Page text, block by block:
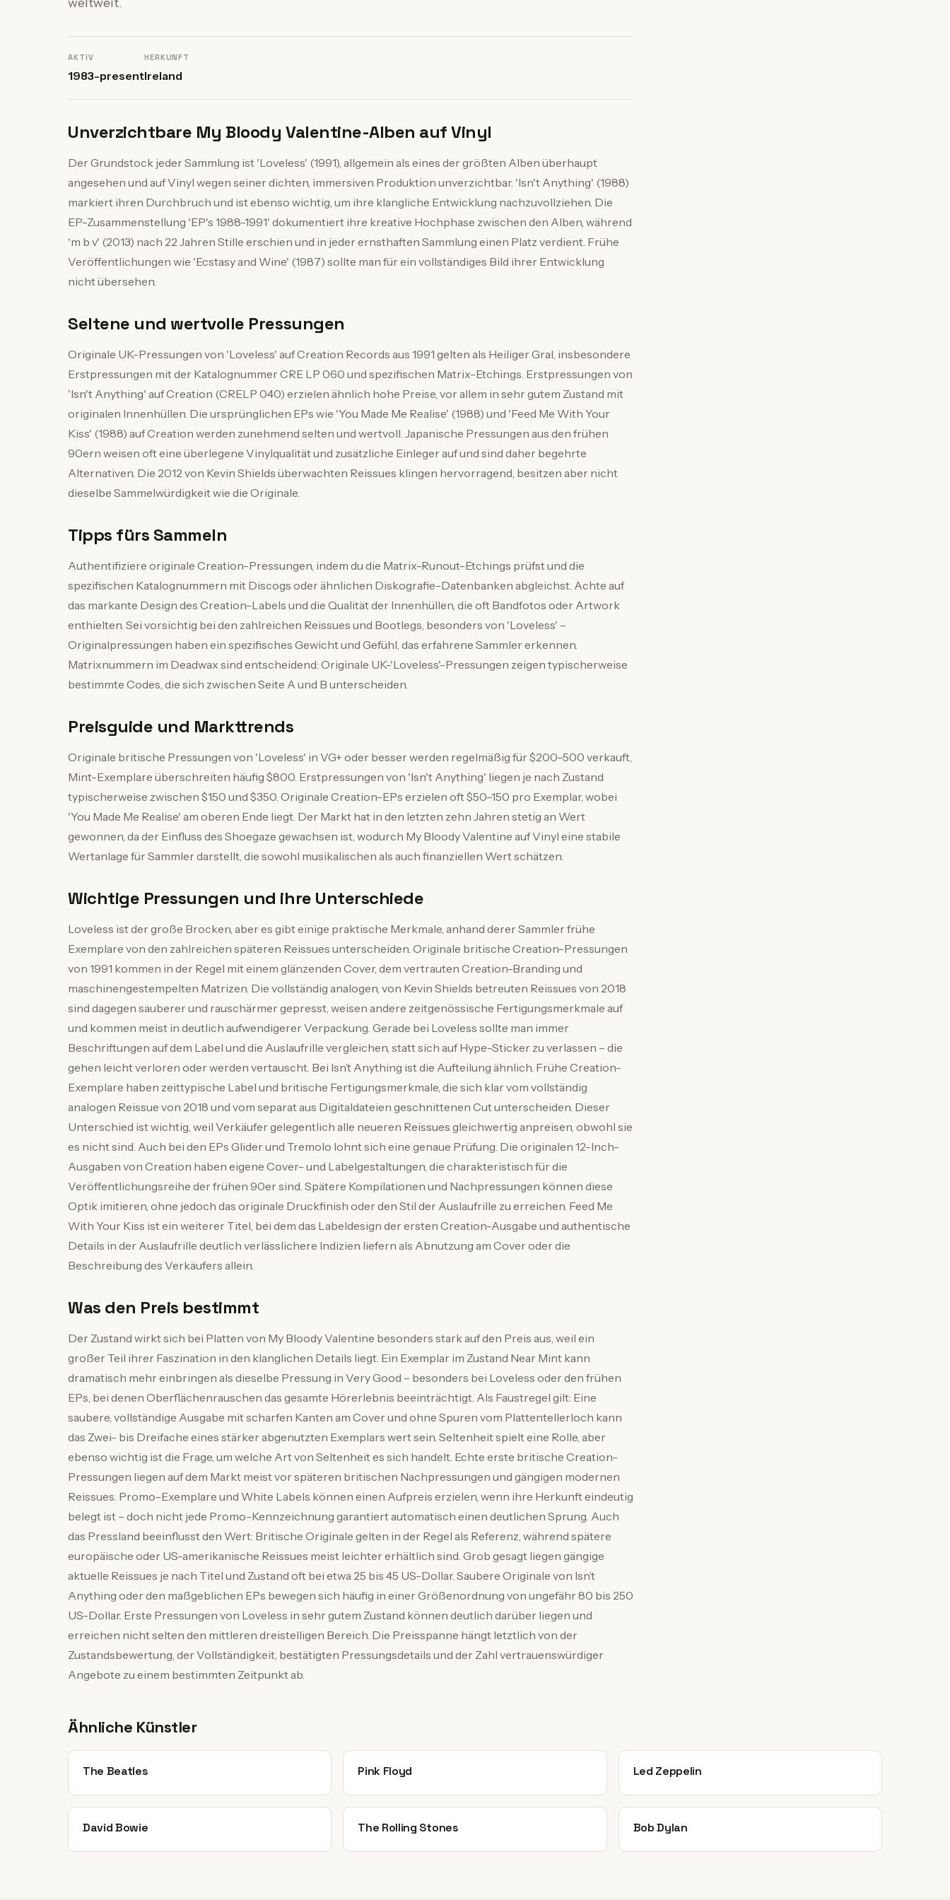
AKTIV
1983-present
HERKUNFT
Ireland
Unverzichtbare My Bloody Valentine-Alben auf Vinyl
Der Grundstock jeder Sammlung ist 'Loveless' (1991), allgemein als eines der größten Alben überhaupt
angesehen und auf Vinyl wegen seiner dichten, immersiven Produktion unverzichtbar. 'Isn't Anything' (1988)
markiert ihren Durchbruch und ist ebenso wichtig, um ihre klangliche Entwicklung nachzuvollziehen. Die
EP-Zusammenstellung 'EP's 1988-1991' dokumentiert ihre kreative Hochphase zwischen den Alben, während
'm b v' (2013) nach 22 Jahren Stille erschien und in jeder ernsthaften Sammlung einen Platz verdient. Frühe
Veröffentlichungen wie 'Ecstasy and Wine' (1987) sollte man für ein vollständiges Bild ihrer Entwicklung
nicht übersehen.
Seltene und wertvolle Pressungen
Originale UK-Pressungen von 'Loveless' auf Creation Records aus 1991 gelten als Heiliger Gral, insbesondere
Erstpressungen mit der Katalognummer CRE LP 060 und spezifischen Matrix-Etchings. Erstpressungen von
'Isn't Anything' auf Creation (CRELP 040) erzielen ähnlich hohe Preise, vor allem in sehr gutem Zustand mit
originalen Innenhüllen. Die ursprünglichen EPs wie 'You Made Me Realise' (1988) und 'Feed Me With Your
Kiss' (1988) auf Creation werden zunehmend selten und wertvoll. Japanische Pressungen aus den frühen
90ern weisen oft eine überlegene Vinylqualität und zusätzliche Einleger auf und sind daher begehrte
Alternativen. Die 2012 von Kevin Shields überwachten Reissues klingen hervorragend, besitzen aber nicht
dieselbe Sammelwürdigkeit wie die Originale.
Tipps fürs Sammeln
Authentifiziere originale Creation-Pressungen, indem du die Matrix-Runout-Etchings prüfst und die
spezifischen Katalognummern mit Discogs oder ähnlichen Diskografie-Datenbanken abgleichst. Achte auf
das markante Design des Creation-Labels und die Qualität der Innenhüllen, die oft Bandfotos oder Artwork
enthielten. Sei vorsichtig bei den zahlreichen Reissues und Bootlegs, besonders von 'Loveless' –
Originalpressungen haben ein spezifisches Gewicht und Gefühl, das erfahrene Sammler erkennen.
Matrixnummern im Deadwax sind entscheidend: Originale UK-'Loveless'-Pressungen zeigen typischerweise
bestimmte Codes, die sich zwischen Seite A und B unterscheiden.
Preisguide und Markttrends
Originale britische Pressungen von 'Loveless' in VG+ oder besser werden regelmäßig für $200–500 verkauft,
Mint-Exemplare überschreiten häufig $800. Erstpressungen von 'Isn't Anything' liegen je nach Zustand
typischerweise zwischen $150 und $350. Originale Creation-EPs erzielen oft $50–150 pro Exemplar, wobei
'You Made Me Realise' am oberen Ende liegt. Der Markt hat in den letzten zehn Jahren stetig an Wert
gewonnen, da der Einfluss des Shoegaze gewachsen ist, wodurch My Bloody Valentine auf Vinyl eine stabile
Wertanlage für Sammler darstellt, die sowohl musikalischen als auch finanziellen Wert schätzen.
Wichtige Pressungen und ihre Unterschiede
Loveless ist der große Brocken, aber es gibt einige praktische Merkmale, anhand derer Sammler frühe
Exemplare von den zahlreichen späteren Reissues unterscheiden. Originale britische Creation-Pressungen
von 1991 kommen in der Regel mit einem glänzenden Cover, dem vertrauten Creation-Branding und
maschinengestempelten Matrizen. Die vollständig analogen, von Kevin Shields betreuten Reissues von 2018
sind dagegen sauberer und rauschärmer gepresst, weisen andere zeitgenössische Fertigungsmerkmale auf
und kommen meist in deutlich aufwendigerer Verpackung. Gerade bei Loveless sollte man immer
Beschriftungen auf dem Label und die Auslaufrille vergleichen, statt sich auf Hype-Sticker zu verlassen – die
gehen leicht verloren oder werden vertauscht. Bei Isn’t Anything ist die Aufteilung ähnlich. Frühe Creation-
Exemplare haben zeittypische Label und britische Fertigungsmerkmale, die sich klar vom vollständig
analogen Reissue von 2018 und vom separat aus Digitaldateien geschnittenen Cut unterscheiden. Dieser
Unterschied ist wichtig, weil Verkäufer gelegentlich alle neueren Reissues gleichwertig anpreisen, obwohl sie
es nicht sind. Auch bei den EPs Glider und Tremolo lohnt sich eine genaue Prüfung. Die originalen 12-Inch-
Ausgaben von Creation haben eigene Cover- und Labelgestaltungen, die charakteristisch für die
Veröffentlichungsreihe der frühen 90er sind. Spätere Kompilationen und Nachpressungen können diese
Optik imitieren, ohne jedoch das originale Druckfinish oder den Stil der Auslaufrille zu erreichen. Feed Me
With Your Kiss ist ein weiterer Titel, bei dem das Labeldesign der ersten Creation-Ausgabe und authentische
Details in der Auslaufrille deutlich verlässlichere Indizien liefern als Abnutzung am Cover oder die
Beschreibung des Verkäufers allein.
Was den Preis bestimmt
Der Zustand wirkt sich bei Platten von My Bloody Valentine besonders stark auf den Preis aus, weil ein
großer Teil ihrer Faszination in den klanglichen Details liegt. Ein Exemplar im Zustand Near Mint kann
dramatisch mehr einbringen als dieselbe Pressung in Very Good – besonders bei Loveless oder den frühen
EPs, bei denen Oberflächenrauschen das gesamte Hörerlebnis beeinträchtigt. Als Faustregel gilt: Eine
saubere, vollständige Ausgabe mit scharfen Kanten am Cover und ohne Spuren vom Plattentellerloch kann
das Zwei- bis Dreifache eines stärker abgenutzten Exemplars wert sein. Seltenheit spielt eine Rolle, aber
ebenso wichtig ist die Frage, um welche Art von Seltenheit es sich handelt. Echte erste britische Creation-
Pressungen liegen auf dem Markt meist vor späteren britischen Nachpressungen und gängigen modernen
Reissues. Promo-Exemplare und White Labels können einen Aufpreis erzielen, wenn ihre Herkunft eindeutig
belegt ist – doch nicht jede Promo-Kennzeichnung garantiert automatisch einen deutlichen Sprung. Auch
das Pressland beeinflusst den Wert: Britische Originale gelten in der Regel als Referenz, während spätere
europäische oder US-amerikanische Reissues meist leichter erhältlich sind. Grob gesagt liegen gängige
aktuelle Reissues je nach Titel und Zustand oft bei etwa 25 bis 45 US-Dollar. Saubere Originale von Isn’t
Anything oder den maßgeblichen EPs bewegen sich häufig in einer Größenordnung von ungefähr 80 bis 250
US-Dollar. Erste Pressungen von Loveless in sehr gutem Zustand können deutlich darüber liegen und
erreichen nicht selten den mittleren dreistelligen Bereich. Die Preisspanne hängt letztlich von der
Zustandsbewertung, der Vollständigkeit, bestätigten Pressungsdetails und der Zahl vertrauenswürdiger
Angebote zu einem bestimmten Zeitpunkt ab.
Ähnliche Künstler
The Beatles Pink Floyd Led Zeppelin
David Bowie The Rolling Stones Bob Dylan